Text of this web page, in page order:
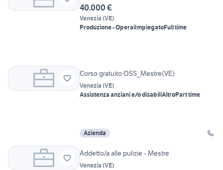
40.000 €
Venezia (VE)
Produzione - OperaiImpiegatoFull time
Corso gratuito OSS_Mestre(VE)
Venezia (VE)
Assistenza anziani e/o disabiliAltroPart time
Azienda
Addetto/a alle pulizie - Mestre
Venezia (VE)